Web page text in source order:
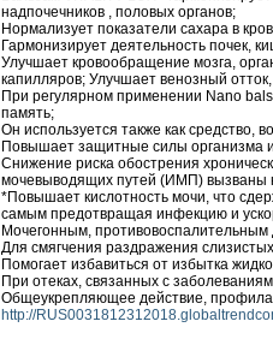
антипаразитарный эффект;
улучшение желчетока;
повышение активности;
усиление полового влечения и
восстановление менструального цикла;
обновление клеток печени;
снижение температуры тела;
укрепление иммунитета;
общее улучшение самочувствия;
прилив сил и бодрости.
Показания к применению:
ослабление иммунитета:
восприимчивость к инфекциям
длительный процесс восстановления
воспалительные процессы в горле и в
дыхательная система (простуда,
инфекционные заболевания (грипп,
желудочно-кишечный тракт
колики, кишечная непроходимость)
надпочечников , половых органов;
Нормализует показатели сахара в
Гармонизирует деятельность почек,
Улучшает кровообращение мозга,
капилляров; Улучшает венозный
При регулярном применении Nano
память;
Он используется также как средство,
Повышает защитные силы организма
Снижение риска обострения
мочевыводящих путей (ИМП) вызваны
*Повышает кислотность мочи, что
самым предотвращая инфекцию и
Мочегонным, противовоспалительным
Для смягчения раздражения
Помогает избавиться от избытка
При отеках, связанных с
Общеукрепляющее действие,
http://